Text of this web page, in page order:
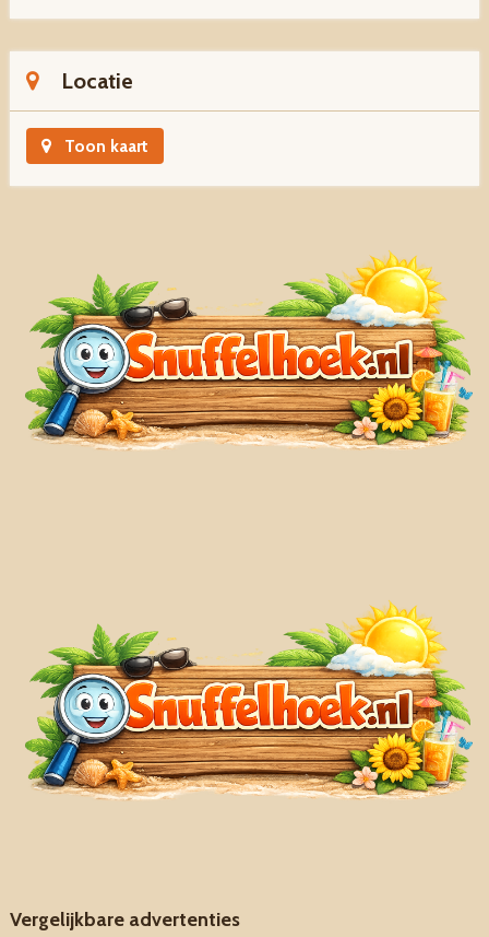
Locatie
Toon kaart
Vergelijkbare advertenties